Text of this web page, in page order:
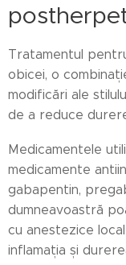
Tratamentul
obicei, o
modificări ale
de a reduce
Medicamentele
medicamente
gabapentin,
dumneavoastră
cu anestezice
inflamația și